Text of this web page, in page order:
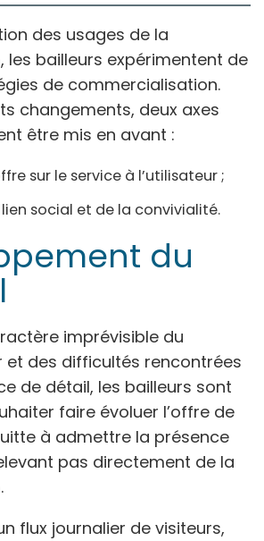
des usages de la
les bailleurs expérimentent de
de commercialisation.
changements, deux axes
être mis en avant :
sur le service à l’utilisateur ;
social et de la convivialité.
du
imprévisible du
des difficultés rencontrées
de détail, les bailleurs sont
faire évoluer l’offre de
à admettre la présence
pas directement de la
flux journalier de visiteurs,